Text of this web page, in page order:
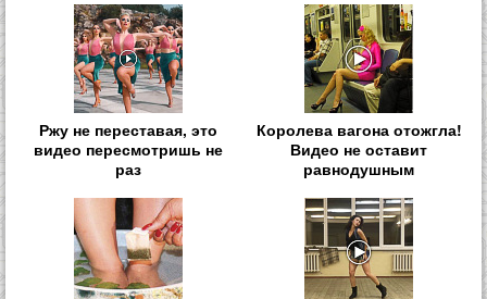
Ржу не переставая, это
видео пересмотришь не
раз
Королева вагона отожгла!
Видео не оставит
равнодушным